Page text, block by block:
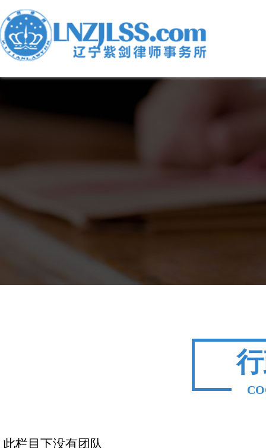
此栏目下没有团队